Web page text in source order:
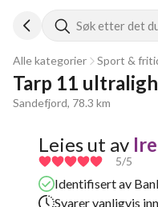
Søk etter det
Alle kategorier Sport &
Tarp 11
Sandefjord, 78.3 km
Leies ut av
5/5
Identifisert av
Svarer vanligvis